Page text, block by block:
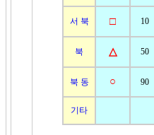
서 북 □ 10
북 △ 50
북 동 ○ 90
기타